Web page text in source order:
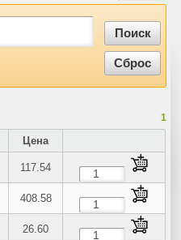
1
Цена
117.54
408.58
26.60